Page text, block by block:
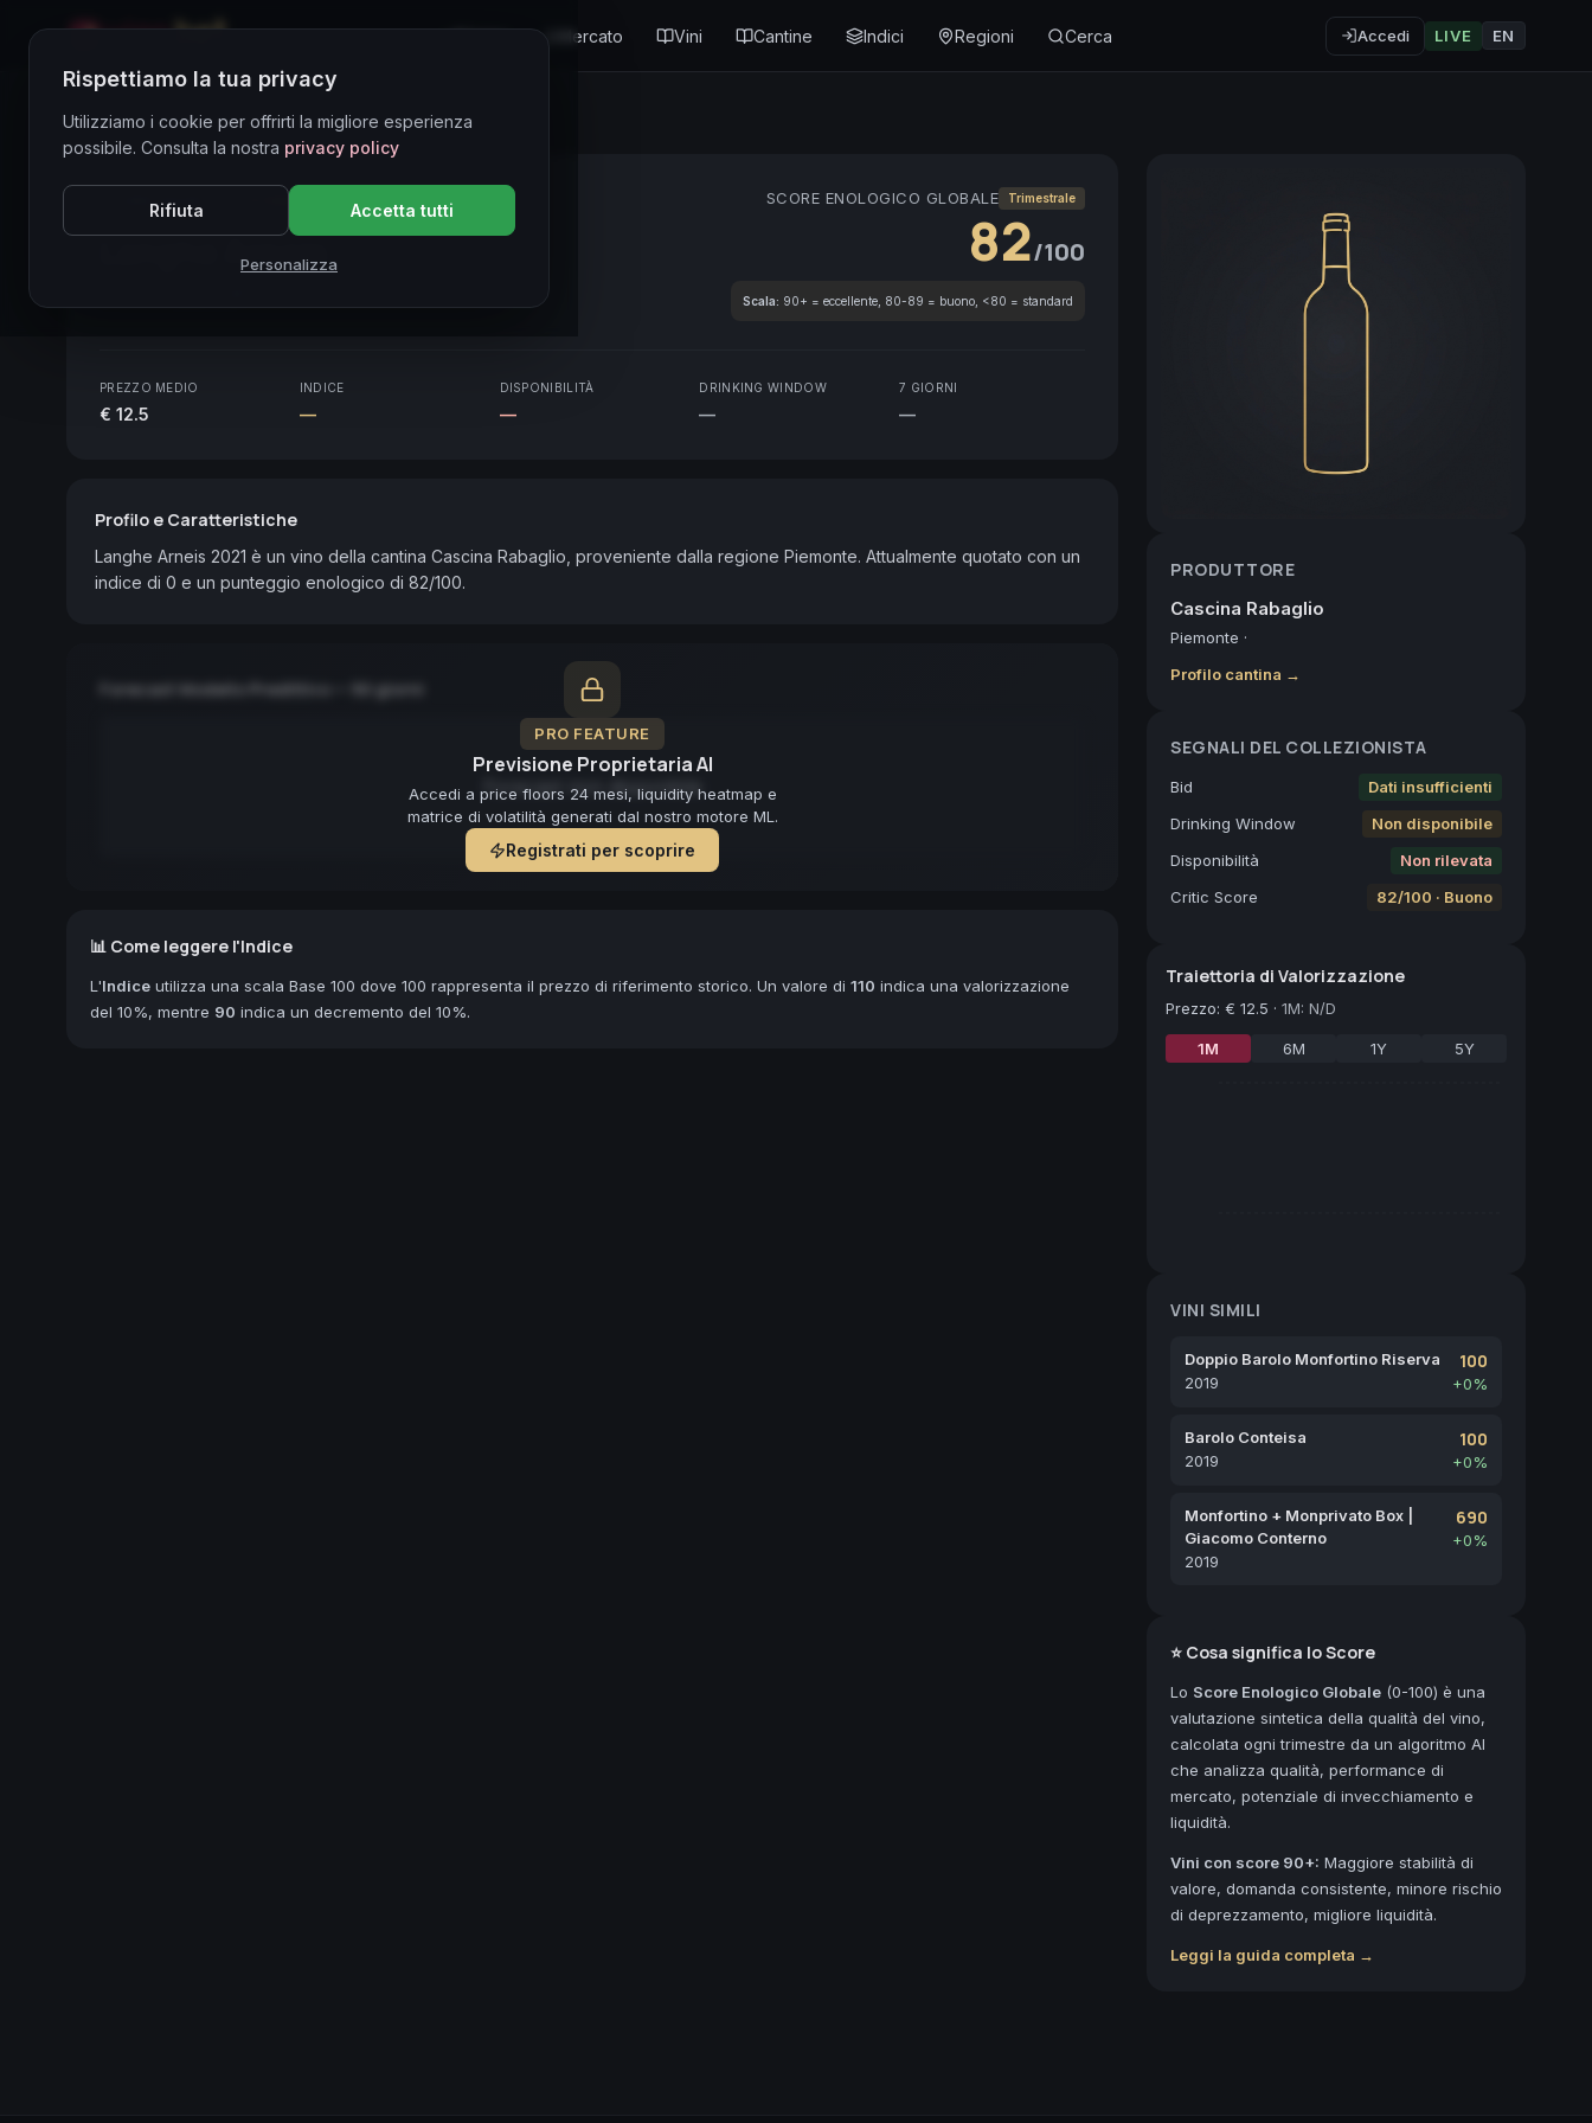
Mercato Vini Cantine Indici Regioni Cerca Accedi LIVE EN
Directory Vini
CORE ASSET ● STABLE Piemonte
Langhe Arneis2021
SCORE ENOLOGICO GLOBALE Trimestrale
82/100
Scala: 90+ = eccellente, 80-89 = buono, <80 = standard
PREZZO MEDIO
€ 12.5
INDICE
—
DISPONIBILITÀ
—
DRINKING WINDOW
—
7 GIORNI
—
Profilo e Caratteristiche
Langhe Arneis 2021 è un vino della cantina Cascina Rabaglio, proveniente dalla regione Piemonte. Attualmente quotato con un
indice di 0 e un punteggio enologico di 82/100.
PRO FEATURE
Previsione Proprietaria AI
Accedi a price floors 24 mesi, liquidity heatmap e
matrice di volatilità generati dal nostro motore ML.
Registrati per scoprire
Forecast Modello Predittivo — 90 giorni
Forecast non disponibile
📊 Come leggere l'Indice
L'Indice utilizza una scala Base 100 dove 100 rappresenta il prezzo di riferimento storico. Un valore di 110 indica una valorizzazione
del 10%, mentre 90 indica un decremento del 10%.
PRODUTTORE
Cascina Rabaglio
Piemonte ·
Profilo cantina →
SEGNALI DEL COLLEZIONISTA
Bid
Dati insufficienti
Drinking Window
Non disponibile
Disponibilità
Non rilevata
Critic Score
82/100 · Buono
Traiettoria di Valorizzazione
Prezzo: € 12.5 · 1M: N/D
1M 6M 1Y 5Y
VINI SIMILI
Doppio Barolo Monfortino Riserva
2019
100
+0%
Barolo Conteisa
2019
100
+0%
Monfortino + Monprivato Box |
Giacomo Conterno
2019
690
+0%
⭐ Cosa significa lo Score
Lo Score Enologico Globale (0-100) è una
valutazione sintetica della qualità del vino,
calcolata ogni trimestre da un algoritmo AI
che analizza qualità, performance di
mercato, potenziale di invecchiamento e
liquidità.
Vini con score 90+: Maggiore stabilità di
valore, domanda consistente, minore rischio
di deprezzamento, migliore liquidità.
Leggi la guida completa →
Rispettiamo la tua privacy
Utilizziamo i cookie per offrirti la migliore esperienza
possibile. Consulta la nostra privacy policy
Rifiuta Accetta tutti
Personalizza